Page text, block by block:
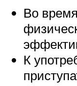
Во
К